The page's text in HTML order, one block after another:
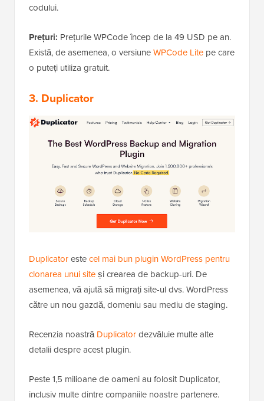
codului.
Prețuri: Prețurile WPCode încep de la 49 USD pe an.
Există, de asemenea, o versiuneWPCode Lite pe care
o puteți utiliza gratuit.
3. Duplicator
Duplicatorestecel mai bun plugin WordPress pentru
clonarea unui siteși crearea de backup-uri. De
asemenea, vă ajută să migrați site-ul dvs. WordPress
către un nou gazdă, domeniu sau mediu de staging.
Recenzia noastrăDuplicatordezvăluie multe alte
detalii despre acest plugin.
Peste 1,5 milioane de oameni au folosit Duplicator,
inclusiv multe dintre companiile noastre partenere.